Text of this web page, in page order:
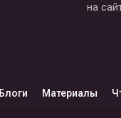
на
Блоги Материалы